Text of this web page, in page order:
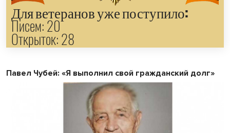
Для ветеранов уже поступило:
Писем: 20
Открыток: 28
Павел Чубей: «Я выполнил свой гражданский долг»